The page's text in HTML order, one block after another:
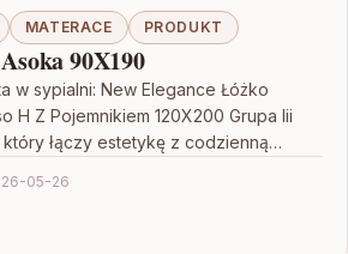
MATERACE PRODUKT
90X190
w sypialni: New Elegance Łóżko
H Z Pojemnikiem 120X200 Grupa Iii
łączy estetykę z codzienną
05-26